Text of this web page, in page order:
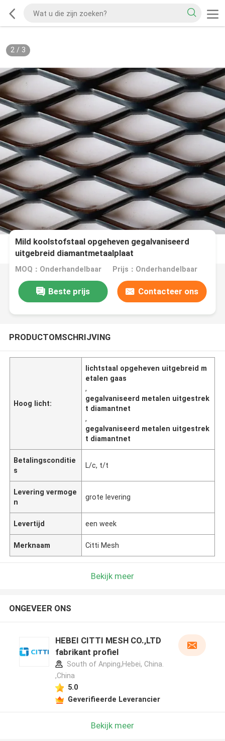
2/ 3
Mild koolstofstaal opgeheven gegalvaniseerd
uitgebreid diamantmetaalplaat
MOQ：Onderhandelbaar Prijs：Onderhandelbaar
Beste prijs Contacteer ons
PRODUCTOMSCHRIJVING
Hoog licht:
lichtstaal opgeheven uitgebreid m
etalen gaas
,
gegalvaniseerd metalen uitgestrek
t diamantnet
,
gegalvaniseerd metalen uitgestrek
t diamantnet
Betalingsconditie
s
L/c, t/t
Levering vermoge
n
grote levering
Levertijd een week
Merknaam Citti Mesh
Bekijk meer
ONGEVEER ONS
HEBEI CITTI MESH CO.,LTD
fabrikant profiel
South of Anping,Hebei, China.
,China
5.0
Geverifieerde Leverancier
Bekijk meer